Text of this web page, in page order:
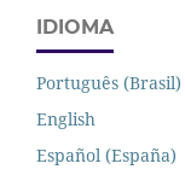
IDIOMA
Português (Brasil)
English
Español (España)